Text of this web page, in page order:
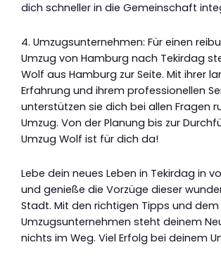
dich schneller in die Gemeinschaft
4. Umzugsunternehmen: Für einen
Umzug von Hamburg nach Tekirdag
Wolf aus Hamburg zur Seite. Mit ihrer
Erfahrung und ihrem professionellen
unterstützen sie dich bei allen Fragen
Umzug. Von der Planung bis zur
Umzug Wolf ist für dich da!
Lebe dein neues Leben in Tekirdag in
und genieße die Vorzüge dieser
Stadt. Mit den richtigen Tipps und
Umzugsunternehmen steht deinem
nichts im Weg. Viel Erfolg bei deinem